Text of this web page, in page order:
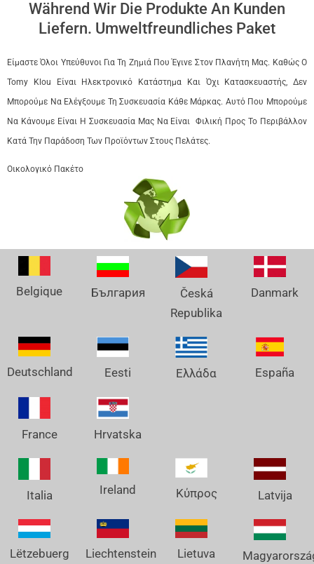
Während Wir Die Produkte An Kunden
Liefern. Umweltfreundliches Paket
Είμαστε Όλοι Υπεύθυνοι Για Τη Ζημιά Που Έγινε Στον Πλανήτη Μας. Καθώς Ο
Tomy Klou Είναι Ηλεκτρονικό Κατάστημα Και Όχι Κατασκευαστής, Δεν
Μπορούμε Να Ελέγξουμε Τη Συσκευασία Κάθε Μάρκας. Αυτό Που Μπορούμε
Να Κάνουμε Είναι Η Συσκευασία Μας Να Είναι Φιλική Προς Το Περιβάλλον
Κατά Την Παράδοση Των Προϊόντων Στους Πελάτες.
Οικολογικό Πακέτο
Belgique България
Česká
Republika
Danmark
Deutschland Eesti Ελλάδα España
France Hrvatska
Italia Ireland Κύπρος Latvija
Lëtzebuerg Liechtenstein Lietuva